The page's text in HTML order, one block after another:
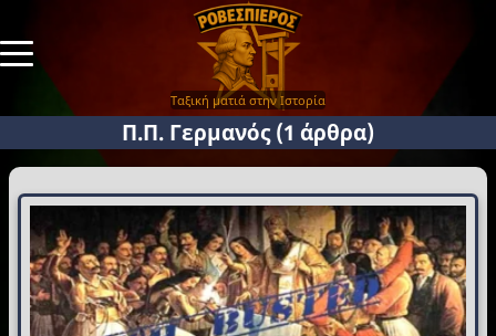
Ταξική ματιά στην Ιστορία
Π.Π. Γερμανός(1 άρθρα)